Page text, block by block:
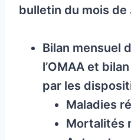
bulletin du mois de
Bilan mensuel
l’OMAA et
par les
Maladies
Mortalités